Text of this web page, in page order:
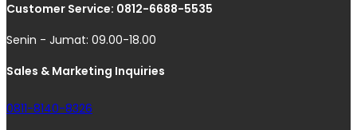
Customer Service: 0812-6688-5535
Senin - Jumat: 09.00-18.00
Sales & Marketing Inquiries
0811-8140-8326